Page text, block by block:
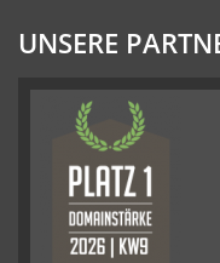
UNSERE